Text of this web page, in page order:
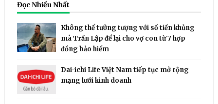
Đọc Nhiều Nhất
Không thể tưởng tượng với số tiền khủng
mà Trần Lập để lại cho vợ con từ 7 hợp
đồng bảo hiểm
Dai-ichi Life Việt Nam tiếp tục mở rộng
mạng lưới kinh doanh